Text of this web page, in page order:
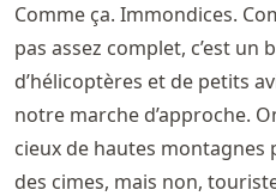
Comme ça. Immondices.
pas assez complet, c’est un
d’hélicoptères et de petits
notre marche d’approche.
cieux de hautes montagnes
des cimes, mais non,